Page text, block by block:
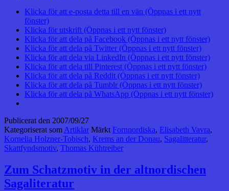
Klicka för att e-posta detta till en vän (Öppnas i ett nytt
fönster)
Klicka för utskrift (Öppnas i ett nytt fönster)
Klicka för att dela på Facebook (Öppnas i ett nytt fönster)
Klicka för att dela på Twitter (Öppnas i ett nytt fönster)
Klicka för att dela via LinkedIn (Öppnas i ett nytt fönster)
Klicka för att dela till Pinterest (Öppnas i ett nytt fönster)
Klicka för att dela på Reddit (Öppnas i ett nytt fönster)
Klicka för att dela på Tumblr (Öppnas i ett nytt fönster)
Klicka för att dela på WhatsApp (Öppnas i ett nytt fönster)
Publicerat den 2007/09/27
Kategoriserat somArtiklar Märkt Fornnordiska, Elisabeth Vavra,
Kornelia Holzner-Tobisch, Krems an der Donau, Sagalitteratur,
Skattfyndsmotiv, Thomas Kühtreiber
Zum Schatzmotiv in der altnordischen
Sagaliteratur